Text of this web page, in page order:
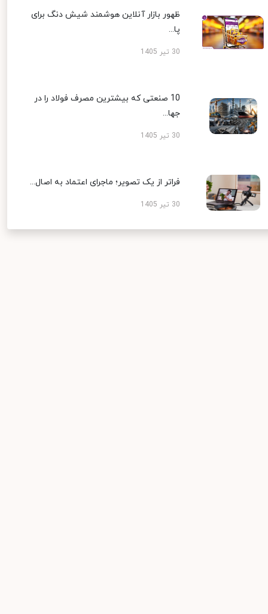
ظهور بازار آنلاین هوشمند شیش دنگ برای
پا...
30 تیر 1405
10 صنعتی که بیشترین مصرف فولاد را در
جها...
30 تیر 1405
فراتر از یک تصویر؛ ماجرای اعتماد به اصال...
30 تیر 1405